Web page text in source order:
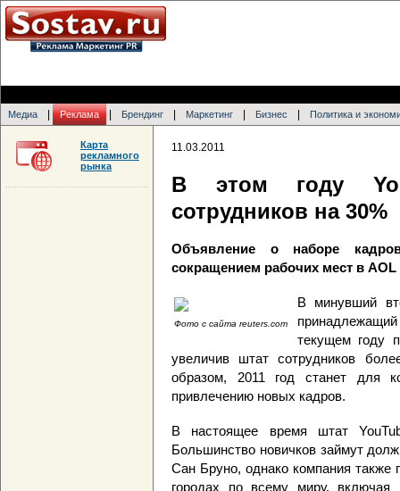
Медиа Реклама Брендинг Маркетинг Бизнес Политика и
11.03.2011
В этом году
сотрудников на 30%
Объявление о наборе
сокращением рабочих мест в AOL
Фото с сайта reuters.com
В минувший
текущем году
увеличив штат сотрудников
образом, 2011 год станет для
привлечению новых кадров.
В настоящее время штат
Большинство новичков займут
Сан Бруно, однако компания
городах по всему миру,
Карта
рекламного
рынка